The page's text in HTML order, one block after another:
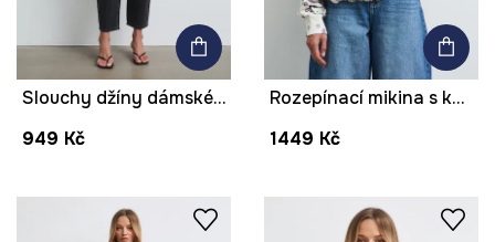
Slouchy džíny dámské high waist
949 Kč
Rozepínací mikina s kapucí dámská s bavlnou
1449 Kč